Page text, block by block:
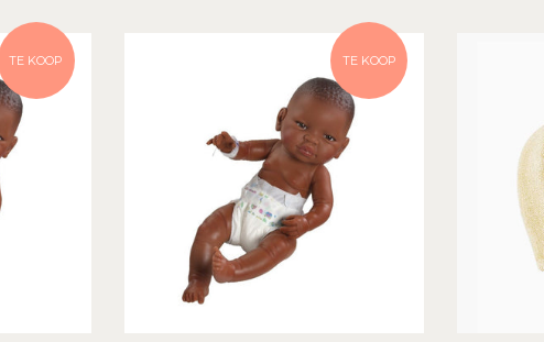
TE KOOP TE KOOP